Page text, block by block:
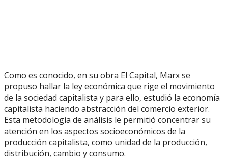
Como es conocido, en su obra El Capital, Marx se
propuso hallar la ley económica que rige el movimiento
de la sociedad capitalista y para ello, estudió la economía
capitalista haciendo abstracción del comercio exterior.
Esta metodología de análisis le permitió concentrar su
atención en los aspectos socioeconómicos de la
producción capitalista, como unidad de la producción,
distribución, cambio y consumo.